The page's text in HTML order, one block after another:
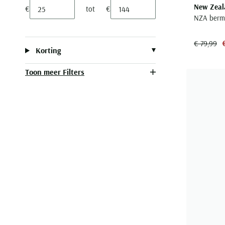
Minimum value input
€ tot
Maximum value input
€
Korting
Toon meer Filters
New
NZA
€ 79,99